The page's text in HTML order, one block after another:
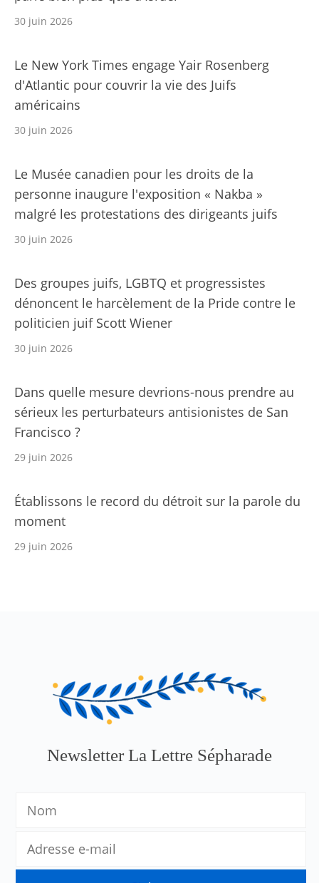
30 juin 2026
Le New York Times engage Yair Rosenberg
d'Atlantic pour couvrir la vie des Juifs
américains
30 juin 2026
Le Musée canadien pour les droits de la
personne inaugure l'exposition « Nakba »
malgré les protestations des dirigeants juifs
30 juin 2026
Des groupes juifs, LGBTQ et progressistes
dénoncent le harcèlement de la Pride contre le
politicien juif Scott Wiener
30 juin 2026
Dans quelle mesure devrions-nous prendre au
sérieux les perturbateurs antisionistes de San
Francisco ?
29 juin 2026
Établissons le record du détroit sur la parole du
moment
29 juin 2026
Newsletter La Lettre Sépharade